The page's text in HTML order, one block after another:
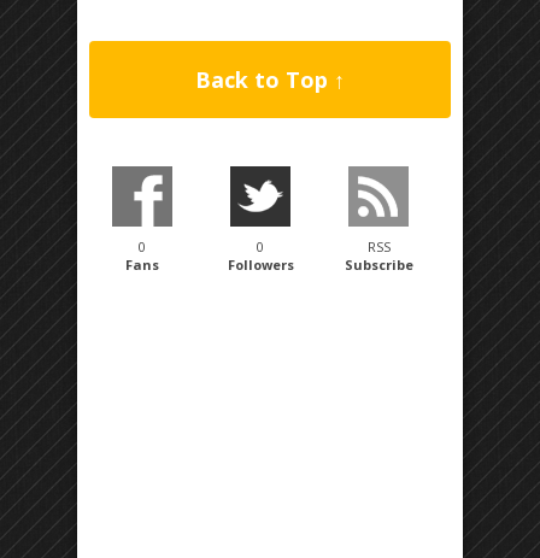
Back to Top ↑
0
Fans
0
Followers
RSS
Subscribe